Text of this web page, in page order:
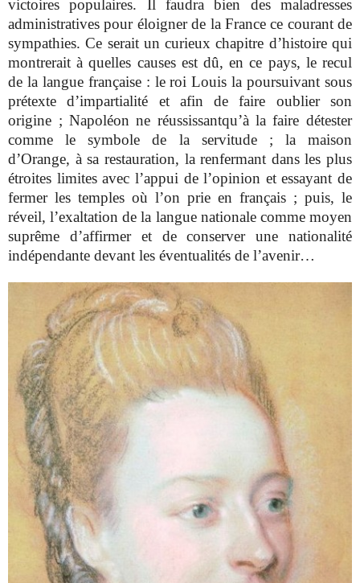
victoires populaires. Il faudra bien des maladresses
administratives pour éloigner de la France ce courant de
sympathies. Ce serait un curieux chapitre d’histoire qui
montrerait à quelles causes est dû, en ce pays, le recul
de la langue française : le roi Louis la poursuivant sous
prétexte d’impartialité et afin de faire oublier son
origine ; Napoléon ne réussissantqu’à la faire détester
comme le symbole de la servitude ; la maison
d’Orange, à sa restauration, la renfermant dans les plus
étroites limites avec l’appui de l’opinion et essayant de
fermer les temples où l’on prie en français ; puis, le
réveil, l’exaltation de la langue nationale comme moyen
suprême d’affirmer et de conserver une nationalité
indépendante devant les éventualités de l’avenir…